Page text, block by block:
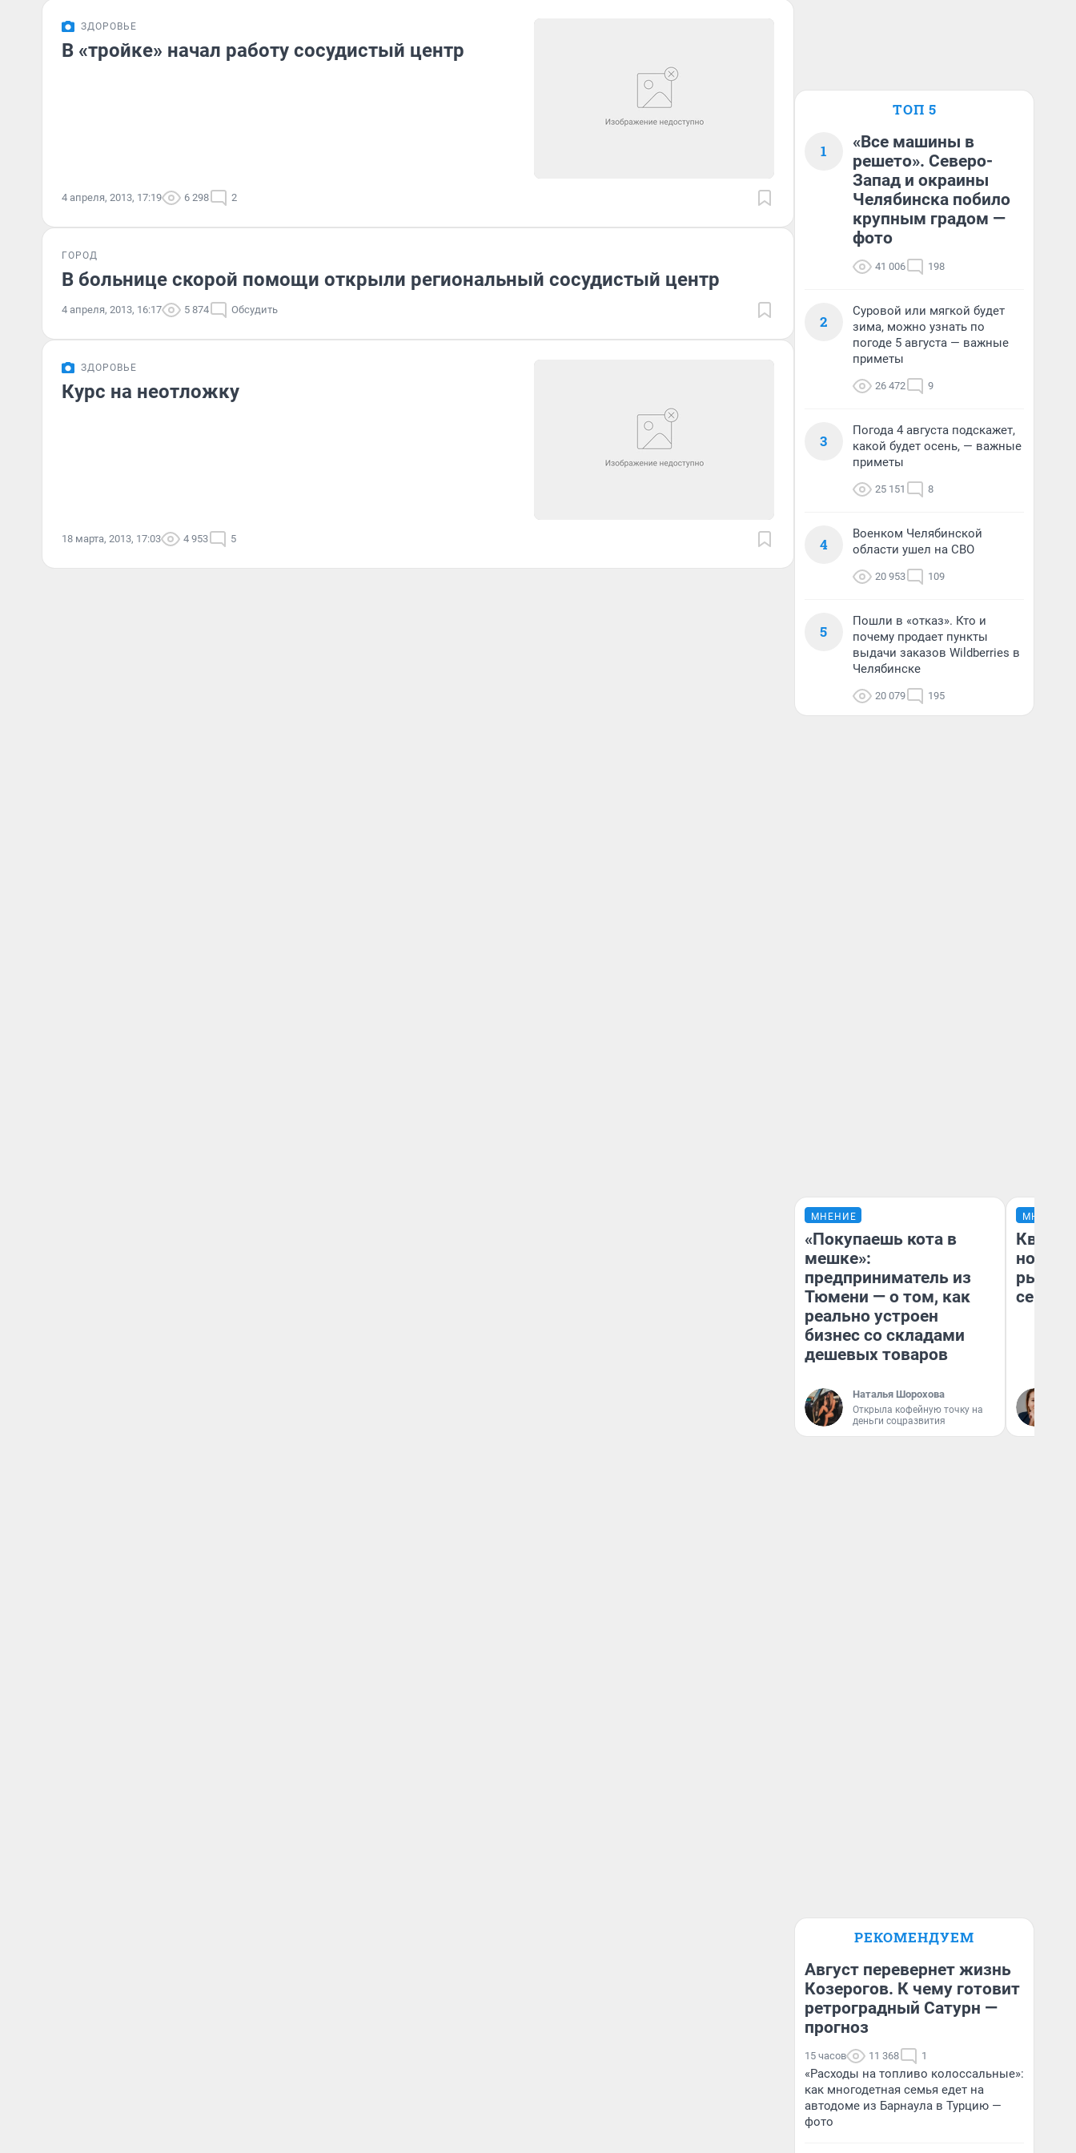
ЗДОРОВЬЕ
В «тройке» начал работу сосудистый центр
4 апреля, 2013, 17:19 6 298 2
ГОРОД
В больнице скорой помощи открыли региональный сосудистый центр
4 апреля, 2013, 16:17 5 874 Обсудить
ЗДОРОВЬЕ
Курс на неотложку
18 марта, 2013, 17:03 4 953 5
ТОП 5
1
«Все машины в
решето». Северо-
Запад и окраины
Челябинска побило
крупным градом —
фото
41 006 198
2
Суровой или мягкой будет
зима, можно узнать по
погоде 5 августа — важные
приметы
26 472 9
3
Погода 4 августа подскажет,
какой будет осень, — важные
приметы
25 151 8
4
Военком Челябинской
области ушел на СВО
20 953 109
5
Пошли в «отказ». Кто и
почему продает пункты
выдачи заказов Wildberries в
Челябинске
20 079 195
МНЕНИЕ
«Покупаешь кота в
мешке»:
предприниматель из
Тюмени — о том, как
реально устроен
бизнес со складами
дешевых товаров
Наталья Шорохова
Открыла кофейную точку на
деньги соцразвития
МНЕНИЕ
но
рынок
РЕКОМЕНДУЕМ
Август перевернет жизнь
Козерогов. К чему готовит
ретроградный Сатурн —
прогноз
15 часов 11 368 1
«Расходы на топливо колоссальные»:
как многодетная семья едет на
автодоме из Барнаула в Турцию —
фото